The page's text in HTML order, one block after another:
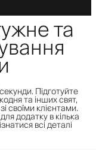
та
Підготуйте
та інших свят,
своїми клієнтами.
додатку в кілька
всі деталі